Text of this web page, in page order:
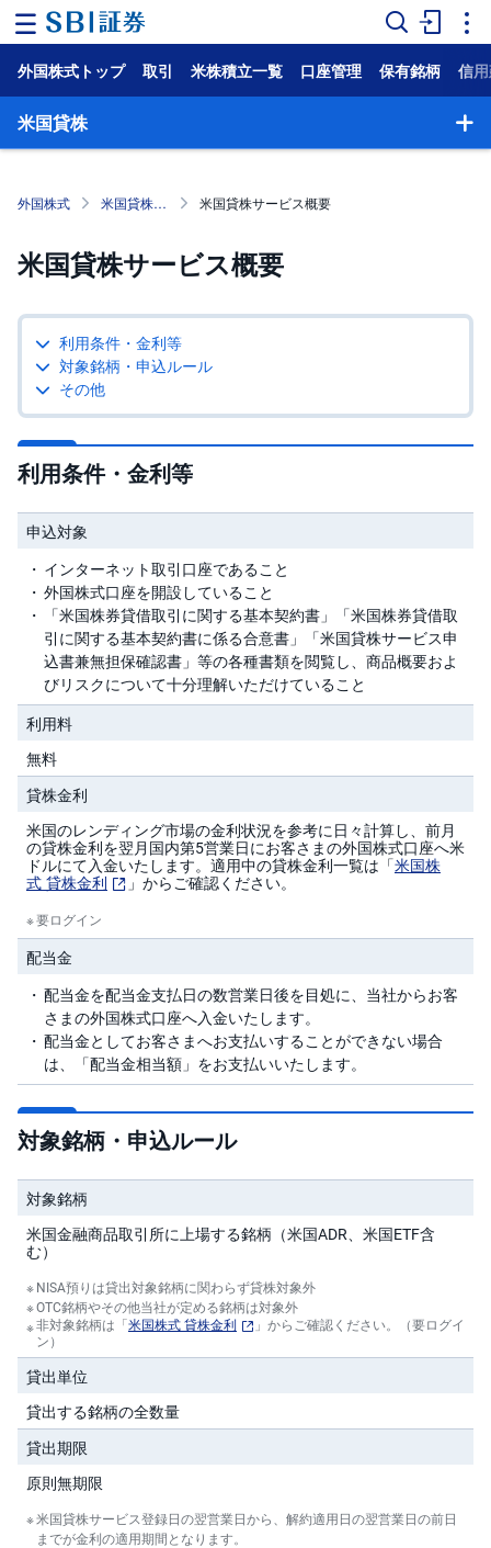
ー
ム
ケ
ッ
NISA
内
株
式
国
株
式
投
資
託
債
券
FX
ま
か
せ
投
PICK
UP
S
BI
株
オ
プ
シ
ョ
先
物
・
オ
プ
シ
ョ
ン
商
品
物
金
・
銀
・
プ
ラ
チ
ナ
外
貨
M
F
W
外国株式トップ 取引 米株積立一覧 口座管理 保有銘柄 信
米国貸株
米国
米株信用
米株積立
米国貸株
中国
外国株式 米国貸株サービス 米国貸株サービス概要
米国貸株サービス概要
利用条件・金利等
対象銘柄・申込ルール
その他
利用条件・金利等
申込対象
インターネット取引口座であること
外国株式口座を開設していること
「米国株券貸借取引に関する基本契約書」「米国株券貸借取
引に関する基本契約書に係る合意書」「米国貸株サービス申
込書兼無担保確認書」等の各種書類を閲覧し、商品概要およ
びリスクについて十分理解いただけていること
利用料
無料
貸株金利
米国のレンディング市場の金利状況を参考に日々計算し、前月
の貸株金利を翌月国内第5営業日にお客さまの外国株式口座へ米
ドルにて入金いたします。適用中の貸株金利一覧は「米国株
式 貸株金利
」からご確認ください。
要ログイン
配当金
配当金を配当金支払日の数営業日後を目処に、当社からお客
さまの外国株式口座へ入金いたします。
配当金としてお客さまへお支払いすることができない場合
は、「配当金相当額」をお支払いいたします。
対象銘柄・申込ルール
対象銘柄
米国金融商品取引所に上場する銘柄（米国ADR、米国ETF含
む）
NISA預りは貸出対象銘柄に関わらず貸株対象外
OTC銘柄やその他当社が定める銘柄は対象外
非対象銘柄は「米国株式 貸株金利
」からご確認ください。（要ログイ
ン）
貸出単位
貸出する銘柄の全数量
貸出期限
原則無期限
米国貸株サービス登録日の翌営業日から、解約適用日の翌営業日の前日
までが金利の適用期間となります。